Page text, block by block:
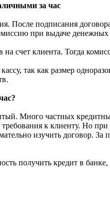
за час
После подписания
при выдаче
на счет клиента. Тогда
так как размер
Много частных
к клиенту. Но
изучить договор. За
получить кредит в